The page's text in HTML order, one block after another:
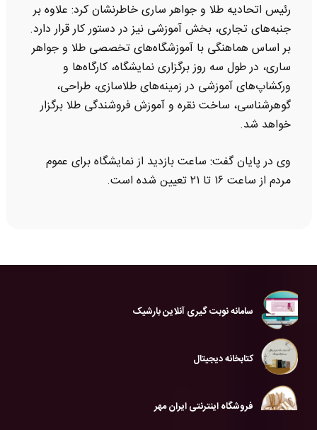
رئیس اتحادیه طلا و جواهر ساری خاطرنشان کرد: علاوه بر
جنبه‌های تجاری، بخش آموزشی نیز در دستور کار قرار دارد.
بر اساس هماهنگی با آموزشگاه‌های تخصصی طلا و جواهر
ساری، در طول سه روز برگزاری نمایشگاه، کارگاه‌ها و
ورکشاپ‌های آموزشی در زمینه‌های طلاسازی، طراحی،
گوهرشناسی، ساخت نقره و آموزش فروشندگی طلا برگزار
خواهد شد.
وی در پایان گفت: ساعت بازدید از نمایشگاه برای عموم
مردم از ساعت ۱۶ تا ۲۱ تعیین شده است.
سامانه نوبت گیری آنلاین بارشیک
کتابخانه دیجیتال
فروشگاه اینترنتی ایران مهر